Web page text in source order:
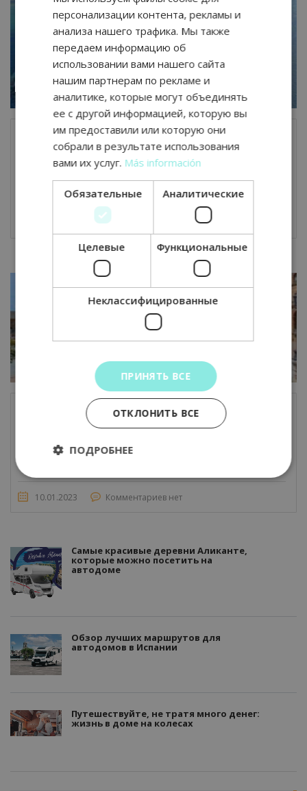
6-дневный маршрут по Астурии на автодоме
Комментариев нет
5-дневная поездка Валенсия — Андалусия
(Севилья, Кордова, Гранада)
10.01.2023 Комментариев нет
Самые красивые деревни Аликанте,
которые можно посетить на
автодоме
Обзор лучших маршрутов для
автодомов в Испании
Путешествуйте, не тратя много денег:
жизнь в доме на колесах
персонализации контента, рекламы и
анализа нашего трафика. Мы также
передаем информацию об
использовании вами нашего сайта
нашим партнерам по рекламе и
аналитике, которые могут объединять
ее с другой информацией, которую вы
им предоставили или которую они
собрали в результате использования
вами их услуг. Más información
Обязательные Аналитические
Целевые Функциональные
Неклассифицированные
ПРИНЯТЬ ВСЕ
ОТКЛОНИТЬ ВСЕ
ПОДРОБНЕЕ